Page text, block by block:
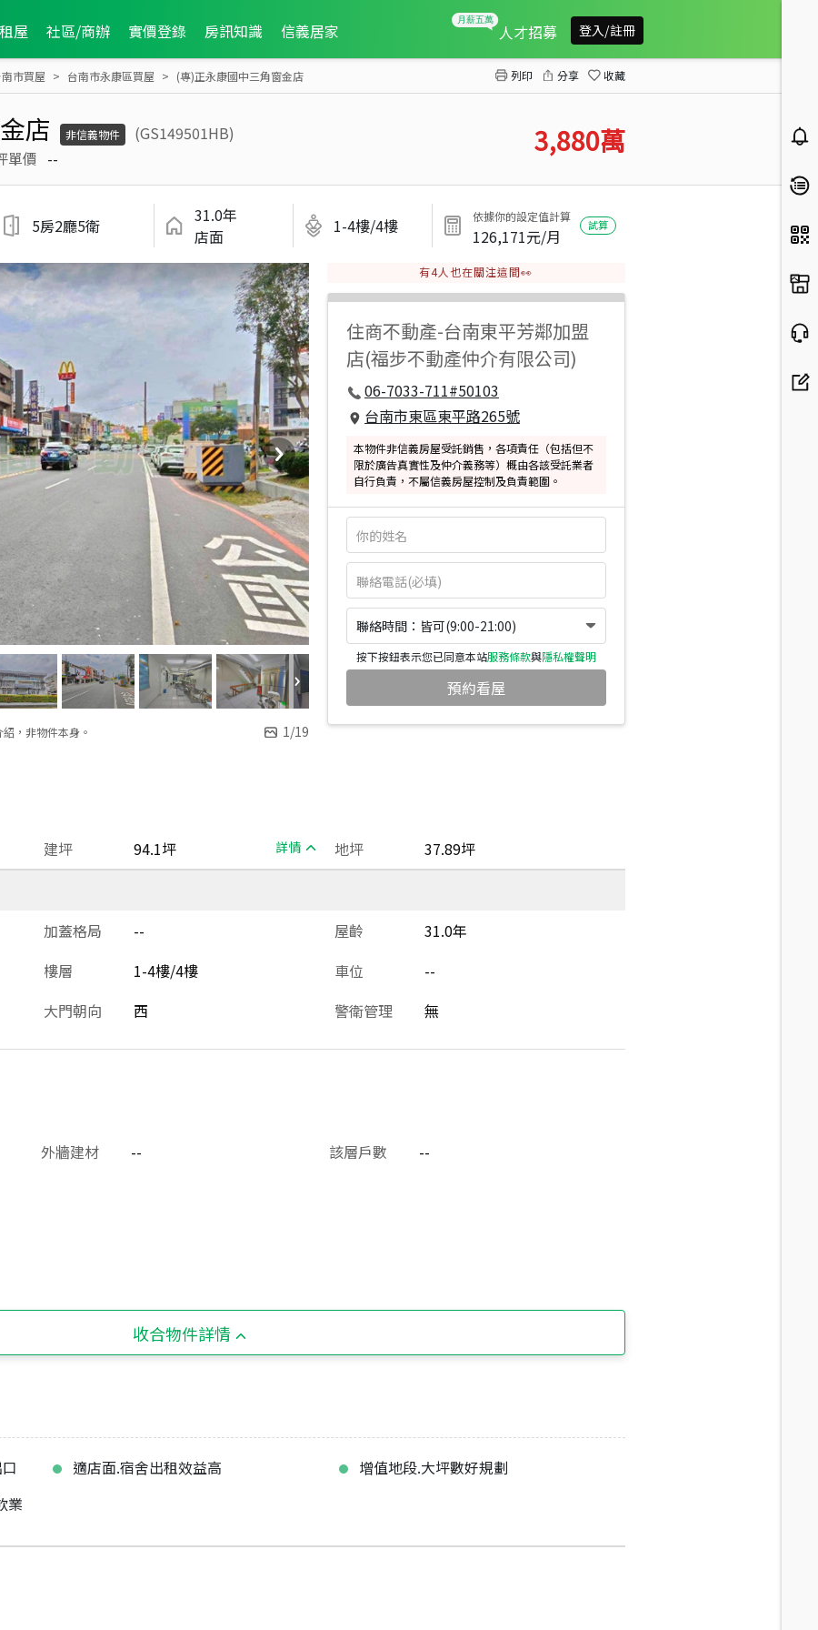
租屋 社區/商辦 實價登錄 房訊知識 信義居家 人才招募 登入/註冊
市買屋 台南市永康區買屋 (專)正永康國中三角窗金店 列印 分享 收藏
店 非信義物件
(GS149501HB)
單價 -- 3,880萬
5房2廳5衛
31.0年
店面
1-4樓/4樓 依據你的設定值計算
126,171元/月
試算
，非物件本身。 1/19
有4人也在關注這間👀
住商不動產-台南東平芳鄰加盟
店(福步不動產仲介有限公司)
06-7033-711#50103
台南市東區東平路265號
本物件非信義房屋受託銷售，各項責任（包括但不
限於廣告真實性及仲介義務等）概由各該受託業者
自行負責，不屬信義房屋控制及負責範圍。
聯絡時間：皆可(9:00-21:00)
按下按鈕表示您已同意本站服務條款與隱私權聲明
預約看屋
建坪 94.1坪 詳情 地坪
37.89坪
加蓋格局 -- 屋齡
31.0年
樓層 1-4樓/4樓 車位
--
大門朝向 西 警衛管理 無
外牆建材 -- 該層戶數
--
收合物件詳情
適店面.宿舍出租效益高
增值地段.大坪數好規劃
業